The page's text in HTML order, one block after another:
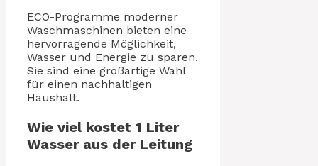
ECO-Programme moderner
Waschmaschinen bieten eine
hervorragende Möglichkeit,
Wasser und Energie zu sparen.
Sie sind eine großartige Wahl
für einen nachhaltigen
Haushalt.
Wie viel kostet 1 Liter
Wasser aus der Leitung